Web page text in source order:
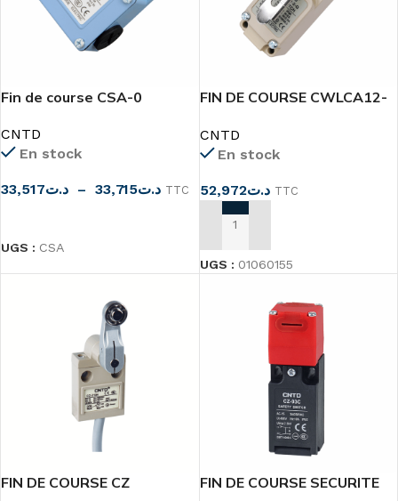
Fin de course CSA-0
CNTD
En stock
د.ت33,517 – د.ت33,715
TTC
UGS : CSA
FIN DE COURSE CWLCA12-
CNTD
En stock
د.ت52,972 TTC
AJOUTER AU PANIER
UGS : 01060155
FIN DE COURSE CZ
FIN DE COURSE SECURITE